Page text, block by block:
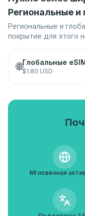
Региональные
Региональные и
покрытие для этого
🌐Глобальные
$1.80 USD
Мгновенная